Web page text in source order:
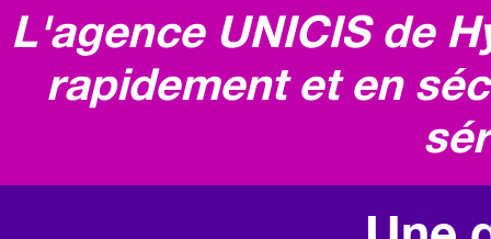
L'agence UNICIS de
rapidement et en